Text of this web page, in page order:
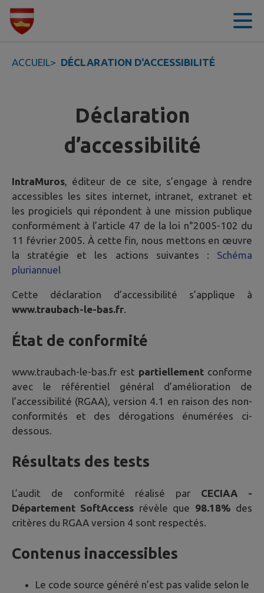
Contenu
ACCUEIL> DÉCLARATION D'ACCESSIBILITÉ
Déclaration
d’accessibilité
IntraMuros, éditeur de ce site, s’engage à rendre
accessibles les sites internet, intranet, extranet et
les progiciels qui répondent à une mission publique
conformément à l’article 47 de la loi n°2005-102 du
11 février 2005. À cette fin, nous mettons en œuvre
la stratégie et les actions suivantes : Schéma
pluriannuel
Cette déclaration d’accessibilité s’applique à
www.traubach-le-bas.fr.
État de conformité
www.traubach-le-bas.fr est partiellement conforme
avec le référentiel général d’amélioration de
l’accessibilité (RGAA), version 4.1 en raison des non-
conformités et des dérogations énumérées ci-
dessous.
Résultats des tests
L’audit de conformité réalisé par CECIAA -
Département SoftAccess révèle que 98.18% des
critères du RGAA version 4 sont respectés.
Contenus inaccessibles
Le code source généré n’est pas valide selon le